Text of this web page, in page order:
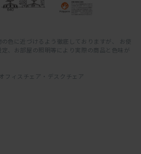
色に近づけるよう徹底しておりますが、 お使
、お部屋の照明等により実際の商品と色味が
オフィスチェア・デスクチェア